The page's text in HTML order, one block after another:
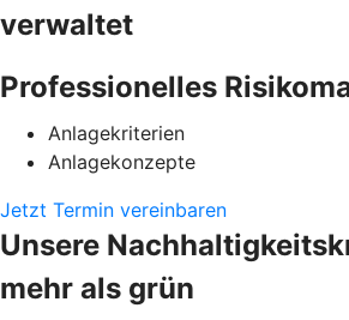
verwaltet
Professionelles
Anlagekriterien
Anlagekonzepte
Jetzt Termin vereinbaren
Unsere
mehr als grün